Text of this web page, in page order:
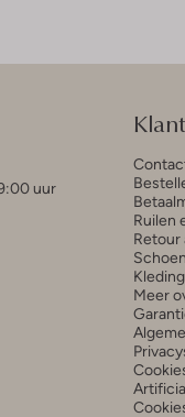
uur
Ruilen
Retour
Meer